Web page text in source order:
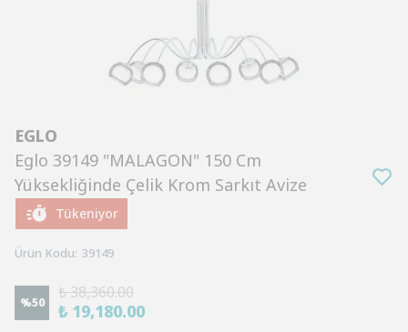
EGLO
Eglo 39149 "MALAGON" 150 Cm
Yüksekliğinde Çelik Krom Sarkıt Avize
Tükeniyor
Ürün Kodu: 39149
%50
₺ 38,360.00
₺ 19,180.00